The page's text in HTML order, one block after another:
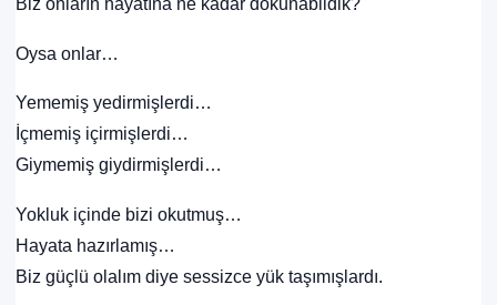
Oysa onlar…
Yememiş yedirmişlerdi…
İçmemiş içirmişlerdi…
Giymemiş giydirmişlerdi…
Yokluk içinde bizi okutmuş…
Hayata hazırlamış…
Biz güçlü olalım diye sessizce yük taşımışlardı.